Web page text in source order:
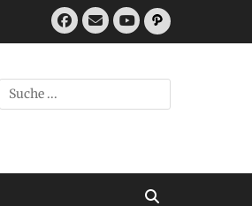
Facebook
E-
MailYouTube
Pfad
Suchen
nach: